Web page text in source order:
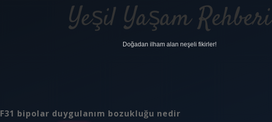
Yeşil Yaşam Rehberi
Doğadan ilham alan neşeli fikirler!
F31 bipolar duygulanım bozukluğu nedir